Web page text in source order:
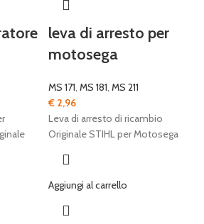
leva di arresto per
motosega
MS 171, MS 181, MS 211
€ 2,96
Leva di arresto di ricambio
Originale STIHL per Motosega
Aggiungi al carrello